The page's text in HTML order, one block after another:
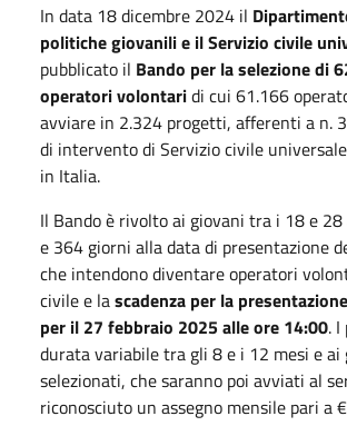
In data 18 dicembre 2024 il
politiche giovanili e il Servizio civile
pubblicato il Bando per la selezione di
operatori volontaridi cui 61.166
avviare in 2.324 progetti, afferenti a n.
di intervento di Servizio civile
in Italia.
Il Bando è rivolto ai giovani tra i 18 e
e 364 giorni alla data di presentazione
che intendono diventare operatori
civile e lascadenza per la
per il 27 febbraio 2025 alle ore 14:00.
durata variabile tra gli 8 e i 12 mesi e ai
selezionati, che saranno poi avviati al
riconosciuto un assegno mensile pari a